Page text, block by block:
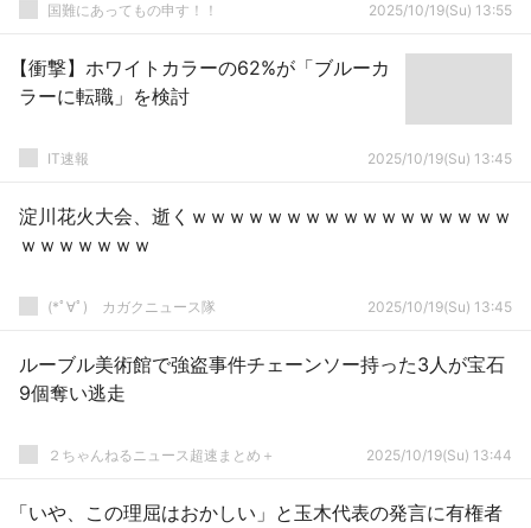
国難にあってもの申す！！ 2025/10/19(Su) 13:55
【衝撃】ホワイトカラーの62%が「ブルーカ
ラーに転職」を検討
IT速報 2025/10/19(Su) 13:45
淀川花火大会、逝くｗｗｗｗｗｗｗｗｗｗｗｗｗｗｗｗｗ
ｗｗｗｗｗｗｗ
(*ﾟ∀ﾟ)ゞカガクニュース隊 2025/10/19(Su) 13:45
ルーブル美術館で強盗事件チェーンソー持った3人が宝石
9個奪い逃走
２ちゃんねるニュース超速まとめ＋ 2025/10/19(Su) 13:44
「いや、この理屈はおかしい」と玉木代表の発言に有権者